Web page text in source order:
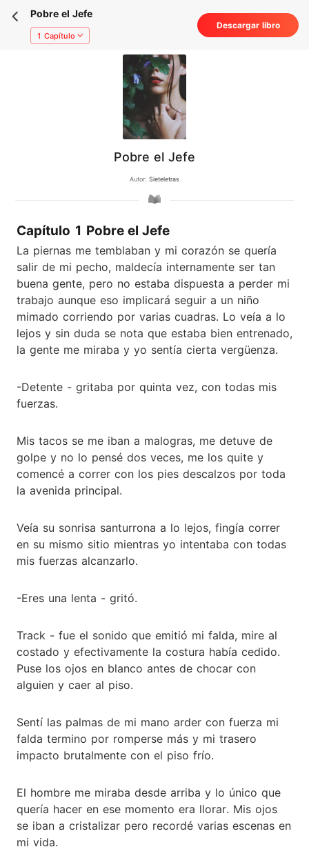
Pobre el Jefe
1 Capítulo
Descargar libro
Pobre el Jefe
Autor: Sieteletras
Capítulo 1 Pobre el Jefe
La piernas me temblaban y mi corazón se quería
salir de mi pecho, maldecía internamente ser tan
buena gente, pero no estaba dispuesta a perder mi
trabajo aunque eso implicará seguir a un niño
mimado corriendo por varias cuadras. Lo veía a lo
lejos y sin duda se nota que estaba bien entrenado,
la gente me miraba y yo sentía cierta vergüenza.
-Detente - gritaba por quinta vez, con todas mis
fuerzas.
Mis tacos se me iban a malogras, me detuve de
golpe y no lo pensé dos veces, me los quite y
comencé a correr con los pies descalzos por toda
la avenida principal.
Veía su sonrisa santurrona a lo lejos, fingía correr
en su mismo sitio mientras yo intentaba con todas
mis fuerzas alcanzarlo.
-Eres una lenta - gritó.
Track - fue el sonido que emitió mi falda, mire al
costado y efectivamente la costura había cedido.
Puse los ojos en blanco antes de chocar con
alguien y caer al piso.
Sentí las palmas de mi mano arder con fuerza mi
falda termino por romperse más y mi trasero
impacto brutalmente con el piso frío.
El hombre me miraba desde arriba y lo único que
quería hacer en ese momento era llorar. Mis ojos
se iban a cristalizar pero recordé varias escenas en
mi vida.